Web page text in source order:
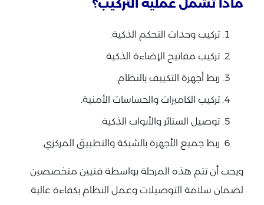
ماذا تشمل عملية التركيب؟
تركيب وحدات التحكم الذكية.
تركيب مفاتيح الإضاءة الذكية.
ربط أجهزة التكييف بالنظام.
تركيب الكاميرات والحساسات الأمنية.
توصيل الستائر والأبواب الذكية.
ربط جميع الأجهزة بالشبكة والتطبيق المركزي.
ويجب أن تتم هذه المرحلة بواسطة فنيين متخصصين
لضمان سلامة التوصيلات وعمل النظام بكفاءة عالية.